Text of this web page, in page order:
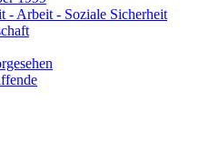
- Arbeit - Soziale Sicherheit